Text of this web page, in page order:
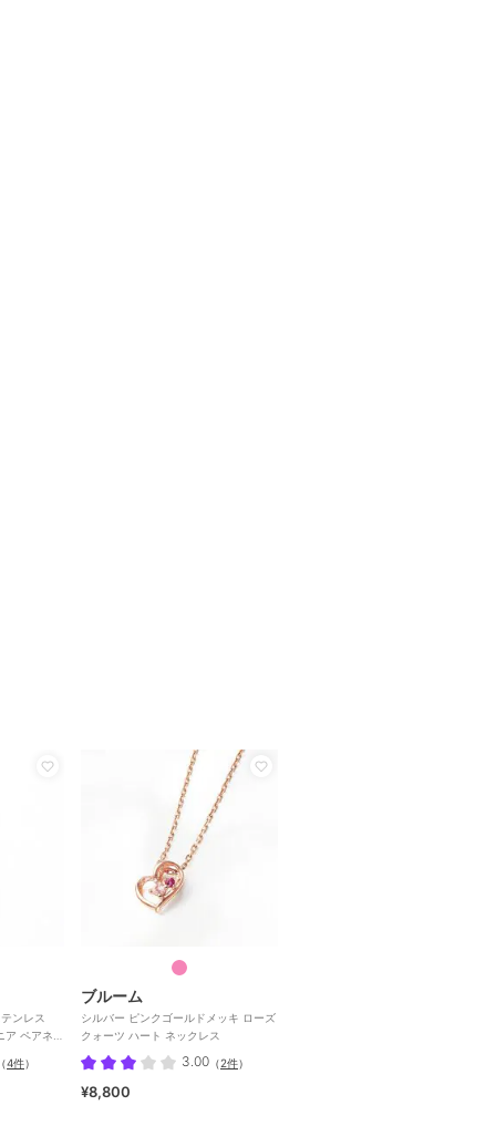
ンレス
ペアネッ
（4件）
ブルーム
シルバー ピンクゴールドメッキ ローズ
クォーツ ハート ネックレス
3.00 （2件）
¥8,800